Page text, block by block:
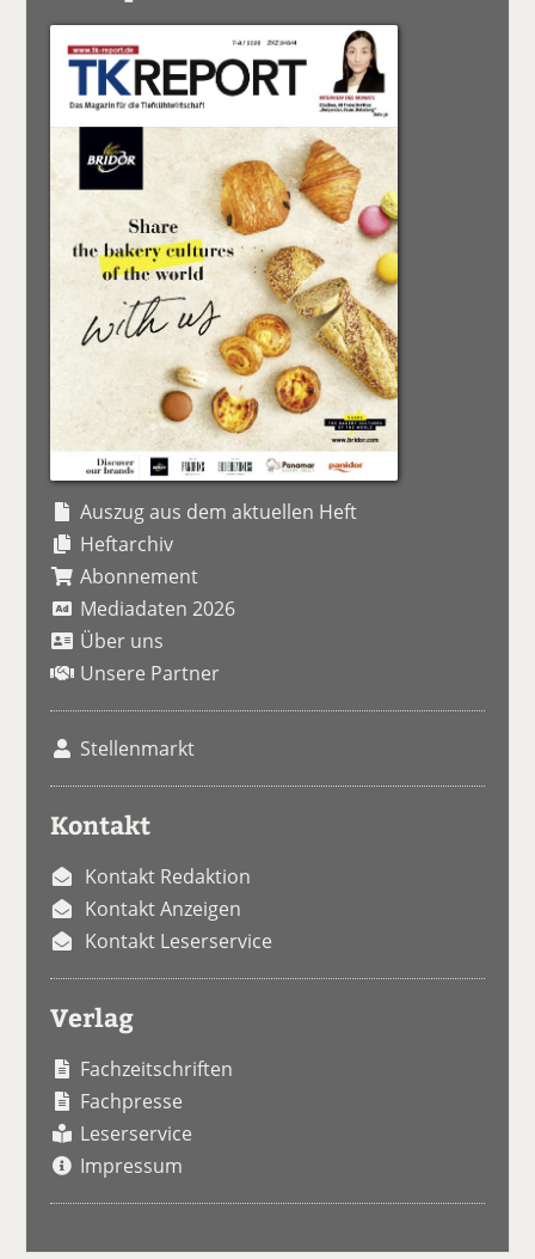
Auszug aus dem aktuellen Heft
Heftarchiv
Abonnement
Mediadaten 2026
Über uns
Unsere Partner
Stellenmarkt
Kontakt
Kontakt Redaktion
Kontakt Anzeigen
Kontakt Leserservice
Verlag
Fachzeitschriften
Fachpresse
Leserservice
Impressum